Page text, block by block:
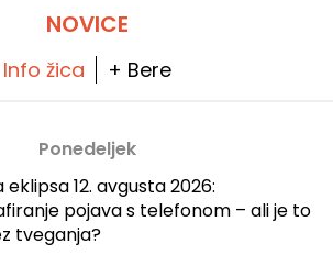
NOVICE
Info žica + Bere
Ponedeljek
eklipsa 12. avgusta 2026:
pojava s telefonom – ali je to
tveganja?